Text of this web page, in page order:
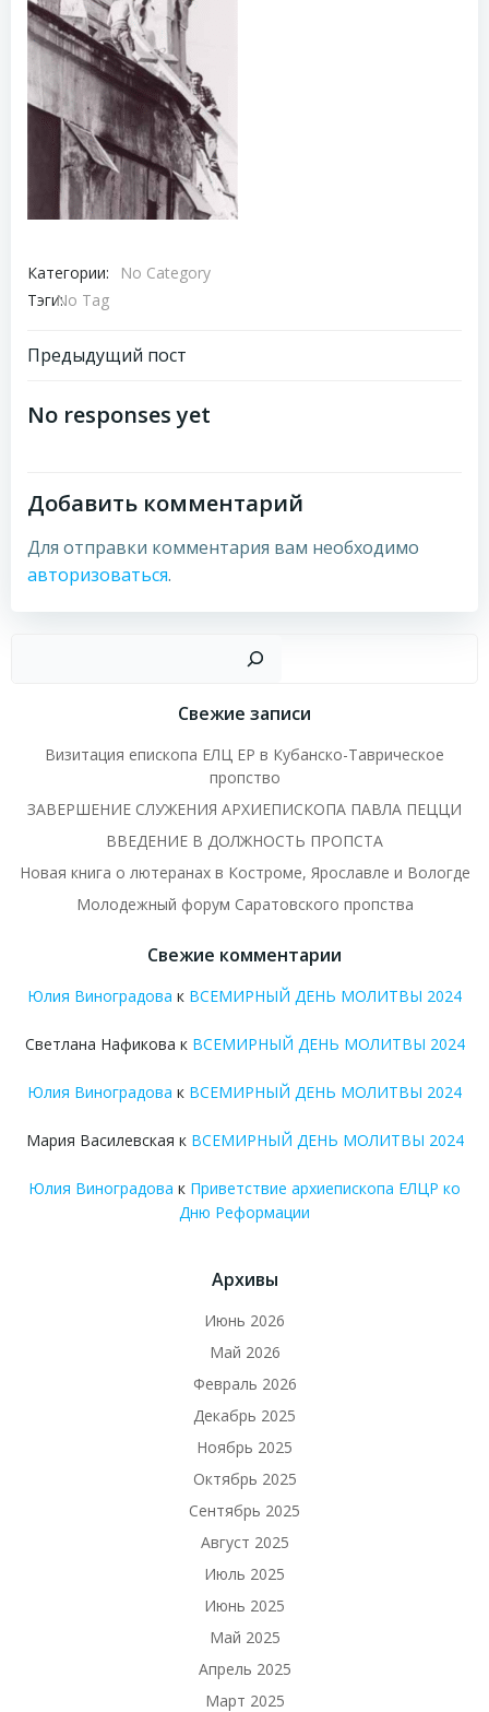
Категории:
No Category
Тэги:No Tag
Навигация
по
Предыдущий пост
No responses yet
Добавить комментарий
Для отправки комментария вам необходимо
авторизоваться.
Свежие записи
Визитация епископа ЕЛЦ ЕР в Кубанско-Таврическое
пропство
ЗАВЕРШЕНИЕ СЛУЖЕНИЯ АРХИЕПИСКОПА ПАВЛА ПЕЦЦИ
ВВЕДЕНИЕ В ДОЛЖНОСТЬ ПРОПСТА
Новая книга о лютеранах в Костроме, Ярославле и Вологде
Молодежный форум Саратовского пропства
Свежие комментарии
Юлия Виноградова к ВСЕМИРНЫЙ ДЕНЬ МОЛИТВЫ 2024
Светлана Нафикова к ВСЕМИРНЫЙ ДЕНЬ МОЛИТВЫ 2024
Юлия Виноградова к ВСЕМИРНЫЙ ДЕНЬ МОЛИТВЫ 2024
Мария Василевская к ВСЕМИРНЫЙ ДЕНЬ МОЛИТВЫ 2024
Юлия Виноградова к Приветствие архиепископа ЕЛЦР ко
Дню Реформации
Архивы
Июнь 2026
Май 2026
Февраль 2026
Декабрь 2025
Ноябрь 2025
Октябрь 2025
Сентябрь 2025
Август 2025
Июль 2025
Июнь 2025
Май 2025
Апрель 2025
Март 2025